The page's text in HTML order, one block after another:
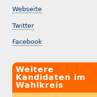
Webseite
Twitter
Facebook
Weitere
Kandidaten im
Wahlkreis